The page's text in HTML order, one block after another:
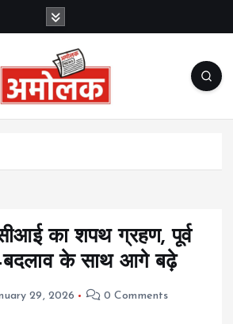
News
का शपथ ग्रहण, पूर्व
बदलाव के साथ आगे बढ़े
29, 2026 0 Comments